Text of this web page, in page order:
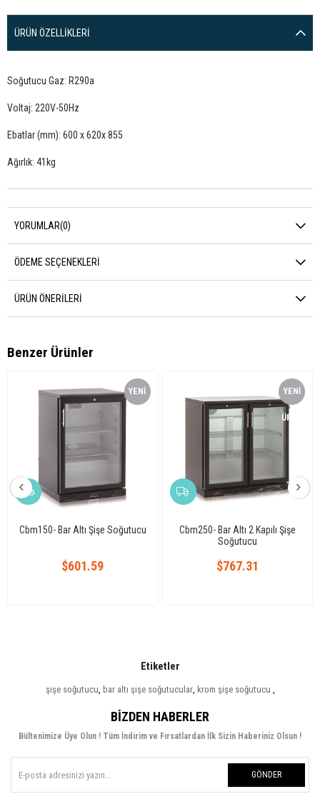
ÜRÜN ÖZELLIKLERI
Soğutucu Gaz: R290a
Voltaj: 220V-50Hz
Ebatlar (mm): 600 x 620x 855
Ağırlık: 41kg
YORUMLAR(0)
ÖDEME SEÇENEKLERI
ÜRÜN ÖNERILERI
Benzer Ürünler
Cbm150- Bar Altı Şişe Soğutucu
$601.59
YENI
Cbm250- Bar Altı 2 Kapılı Şişe
Soğutucu
$767.31
YENI
ÜRÜN
Etiketler
şişe soğutucu, bar altı şişe soğutucular, krom şişe soğutucu ,
BIZDEN HABERLER
Bültenimize Üye Olun ! Tüm İndirim ve Fırsatlardan İlk Sizin Haberiniz Olsun !
GÖNDER